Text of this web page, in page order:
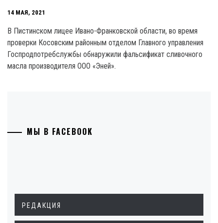
14 МАЯ, 2021
В Пистинском лицее Ивано-Франковской области, во время
проверки Косовским районным отделом Главного управления
Госпродпотребслужбы обнаружили фальсификат сливочного
масла производителя ООО «Эней».
МЫ В FACEBOOK
РЕДАКЦИЯ